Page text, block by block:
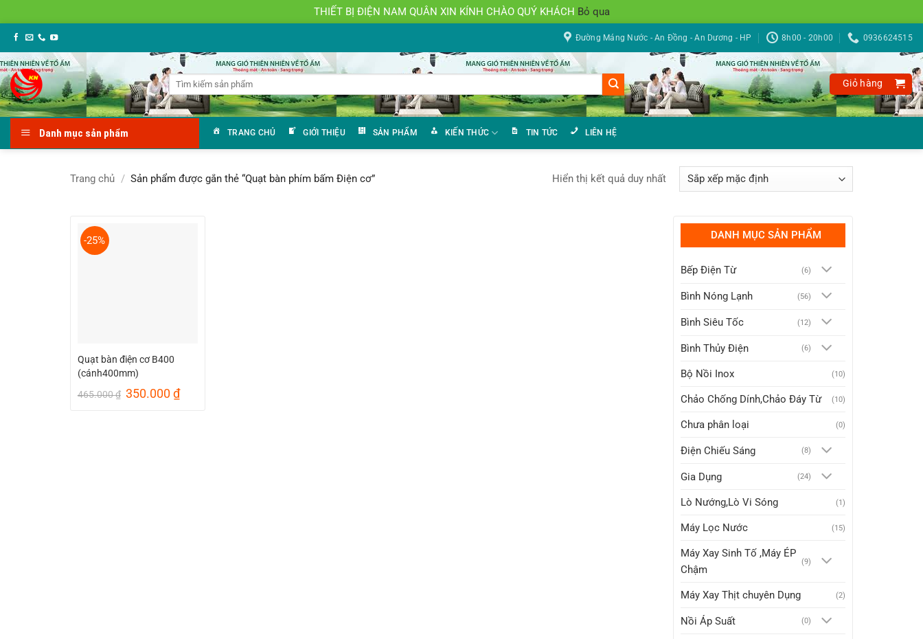
THIẾT BỊ ĐIỆN NAM QUÂN XIN KÍNH CHÀO QUÝ KHÁCH Bỏ qua
nội
dung
Đường Máng Nước - An Đồng - An Dương - HP 8h00 - 20h00 0936624515
Tìm
kiếm:
Giỏ hàng
Danh mục sản phẩm TRANG CHỦ GIỚI THIỆU SẢN PHẨM KIẾN THỨC TIN TỨC LIÊN HỆ
Trang chủ / Sản phẩm được gắn thẻ “Quạt bàn phím bấm Điện cơ” Hiển thị kết quả duy nhất
-25%
Quạt bàn điện cơ B400
(cánh400mm)
465.000₫ Giá
350.000₫Giá
DANH MỤC SẢN PHẨM
Bếp Điện Từ (6)
Bình Nóng Lạnh (56)
Bình Siêu Tốc (12)
Bình Thủy Điện (6)
Bộ Nồi Inox (10)
Chảo Chống Dính,Chảo Đáy Từ (10)
Chưa phân loại (0)
Điện Chiếu Sáng (8)
Gia Dụng (24)
Lò Nướng,Lò Vi Sóng (1)
Máy Lọc Nước (15)
Máy Xay Sinh Tố ,Máy ÉP
Chậm
(9)
Máy Xay Thịt chuyên Dụng (2)
Nồi Áp Suất (0)